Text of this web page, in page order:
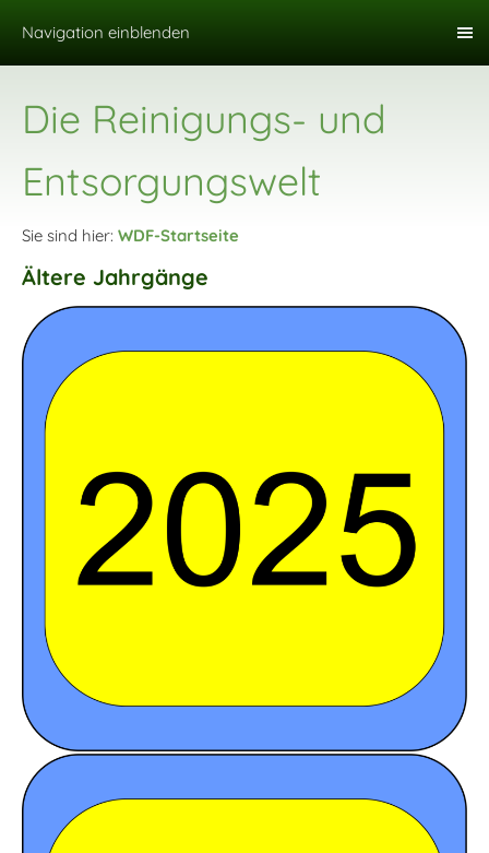
Navigation einblenden
Die Reinigungs- und
Entsorgungswelt
Sie sind hier: WDF-Startseite
Ältere Jahrgänge